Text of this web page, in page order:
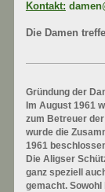
Kontakt:
Die Damen
Gründung der
Im August 1961
zum Betreuer
wurde die
1961
Die Aligser
ganz speziell
gemacht.